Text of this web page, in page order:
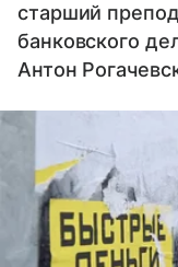
старший
банковского
Антон